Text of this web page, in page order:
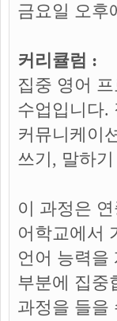
금요일 오후
커리큘럼 :
집중 영어
수업입니다.
커뮤니케이
쓰기, 말하
이 과정은
어학교에서
언어 능력을
부분에 집중
과정을 들을